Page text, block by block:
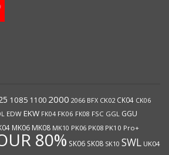
1085 1100 2000 2066 BFX CK02 CK04 CK06
EDW EKW FK04 FK06 FK08 FSC GGL GGU
MK06 MK08 MK10 PK06 PK08 PK10 Pro+
80% SK06 SK08 SK10 SWL UK04